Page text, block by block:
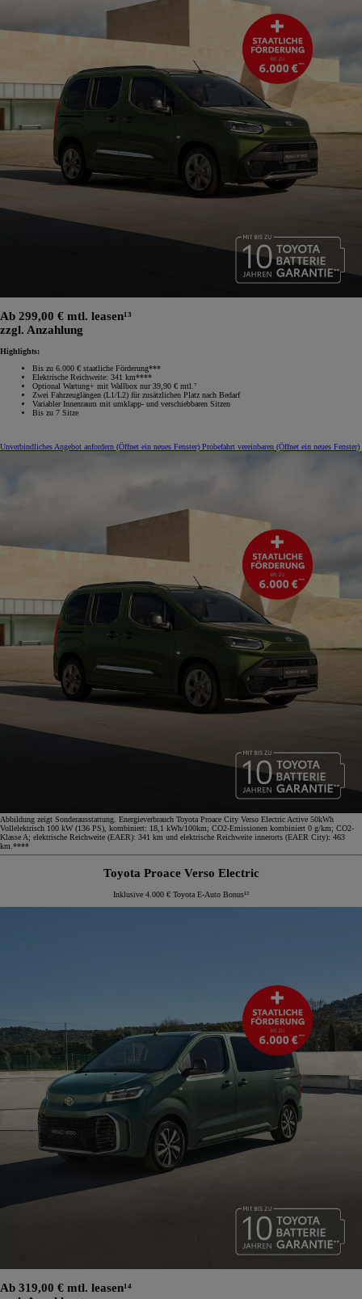
Ab 299,00 € mtl. leasen¹³
zzgl. Anzahlung
Highlights:
Bis zu 6.000 € staatliche Förderung***
Elektrische Reichweite: 341 km****
Optional Wartung+ mit Wallbox nur 39,90 € mtl.⁷
Zwei Fahrzeuglängen (L1/L2) für zusätzlichen Platz nach Bedarf
Variabler Innenraum mit umklapp‑ und verschiebbaren Sitzen
Bis zu 7 Sitze
Unverbindliches Angebot anfordern (Öffnet ein neues Fenster) Probefahrt vereinbaren (Öffnet ein neues Fenster)
Abbildung zeigt Sonderausstattung. Energieverbrauch Toyota Proace City Verso Electric Active 50kWh
Vollelektrisch 100 kW (136 PS), kombiniert: 18,1 kWh/100km; CO2-Emissionen kombiniert 0 g/km; CO2-
Klasse A; elektrische Reichweite (EAER): 341 km und elektrische Reichweite innerorts (EAER City): 463
km.****
Toyota Proace Verso Electric
Inklusive 4.000 € Toyota E-Auto Bonus¹²
Ab 319,00 € mtl. leasen¹⁴